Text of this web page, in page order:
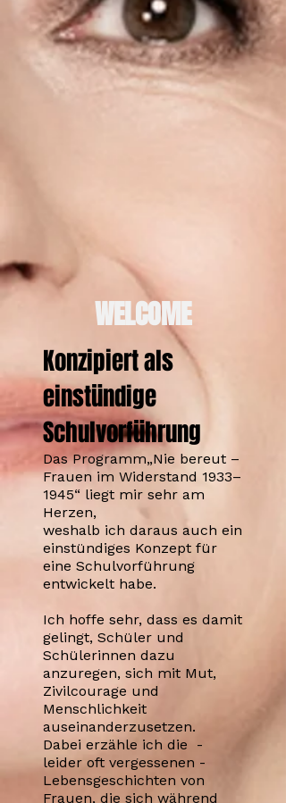
WELCOME
Konzipiert als
einstündige
Schulvorführung
Das Programm„Nie bereut –
Frauen im Widerstand 1933–
1945“ liegt mir sehr am
Herzen,
weshalb ich daraus auch ein
einstündiges Konzept für
eine Schulvorführung
entwickelt habe.
Ich hoffe sehr, dass es damit
gelingt, Schüler und
Schülerinnen dazu
anzuregen, sich mit Mut,
Zivilcourage und
Menschlichkeit
auseinanderzusetzen.
Dabei erzähle ich die -
leider oft vergessenen -
Lebensgeschichten von
Frauen, die sich während